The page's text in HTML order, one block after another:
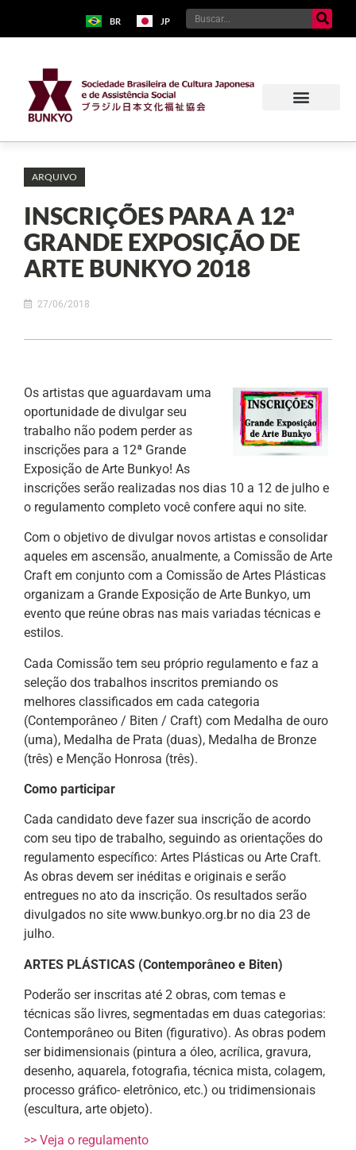
BR JP
ARQUIVO
INSCRIÇÕES PARA A 12ª
GRANDE EXPOSIÇÃO DE
ARTE BUNKYO 2018
27/06/2018
Os artistas que aguardavam uma
oportunidade de divulgar seu
trabalho não podem perder as
inscrições para a 12ª Grande
Exposição de Arte Bunkyo! As
inscrições serão realizadas nos dias 10 a 12 de julho e
o regulamento completo você confere aqui no site.
Com o objetivo de divulgar novos artistas e consolidar
aqueles em ascensão, anualmente, a Comissão de Arte
Craft em conjunto com a Comissão de Artes Plásticas
organizam a Grande Exposição de Arte Bunkyo, um
evento que reúne obras nas mais variadas técnicas e
estilos.
Cada Comissão tem seu próprio regulamento e faz a
seleção dos trabalhos inscritos premiando os
melhores classificados em cada categoria
(Contemporâneo / Biten / Craft) com Medalha de ouro
(uma), Medalha de Prata (duas), Medalha de Bronze
(três) e Menção Honrosa (três).
Como participar
Cada candidato deve fazer sua inscrição de acordo
com seu tipo de trabalho, seguindo as orientações do
regulamento específico: Artes Plásticas ou Arte Craft.
As obras devem ser inéditas e originais e serão
entregues no ato da inscrição. Os resultados serão
divulgados no site www.bunkyo.org.br no dia 23 de
julho.
ARTES PLÁSTICAS (Contemporâneo e Biten)
Poderão ser inscritas até 2 obras, com temas e
técnicas são livres, segmentadas em duas categorias:
Contemporâneo ou Biten (figurativo). As obras podem
ser bidimensionais (pintura a óleo, acrílica, gravura,
desenho, aquarela, fotografia, técnica mista, colagem,
processo gráfico- eletrônico, etc.) ou tridimensionais
(escultura, arte objeto).
>> Veja o regulamento